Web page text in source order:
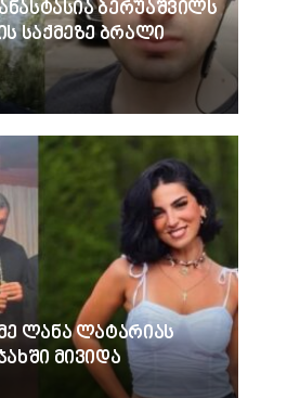
ბერუაშვილს
საქმეზე ბრალი
ლანა ლატარიას
მივიდა